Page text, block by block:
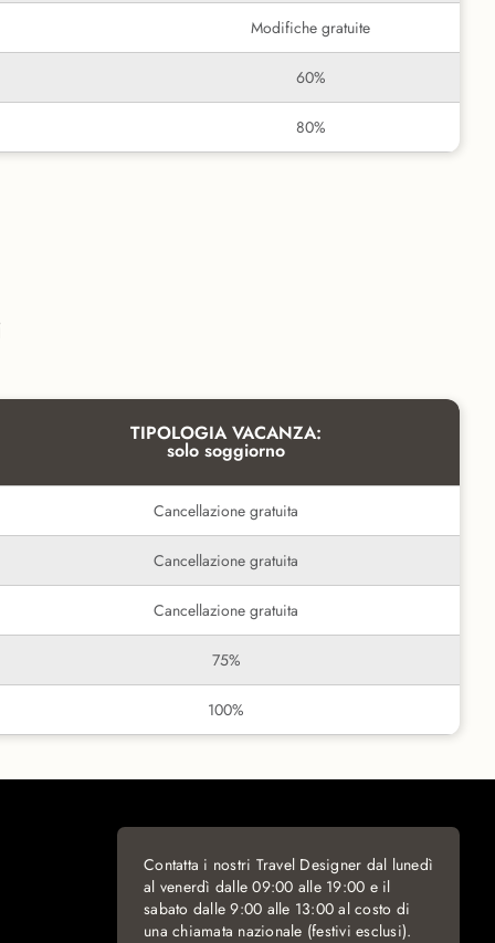
Modifiche gratuite
60%
80%
TIPOLOGIA VACANZA:
solo soggiorno
Cancellazione gratuita
Cancellazione gratuita
Cancellazione gratuita
75%
100%
Contatta i nostri Travel Designer dal lunedì
al venerdì dalle 09:00 alle 19:00 e il
sabato dalle 9:00 alle 13:00 al costo di
una chiamata nazionale (festivi esclusi).